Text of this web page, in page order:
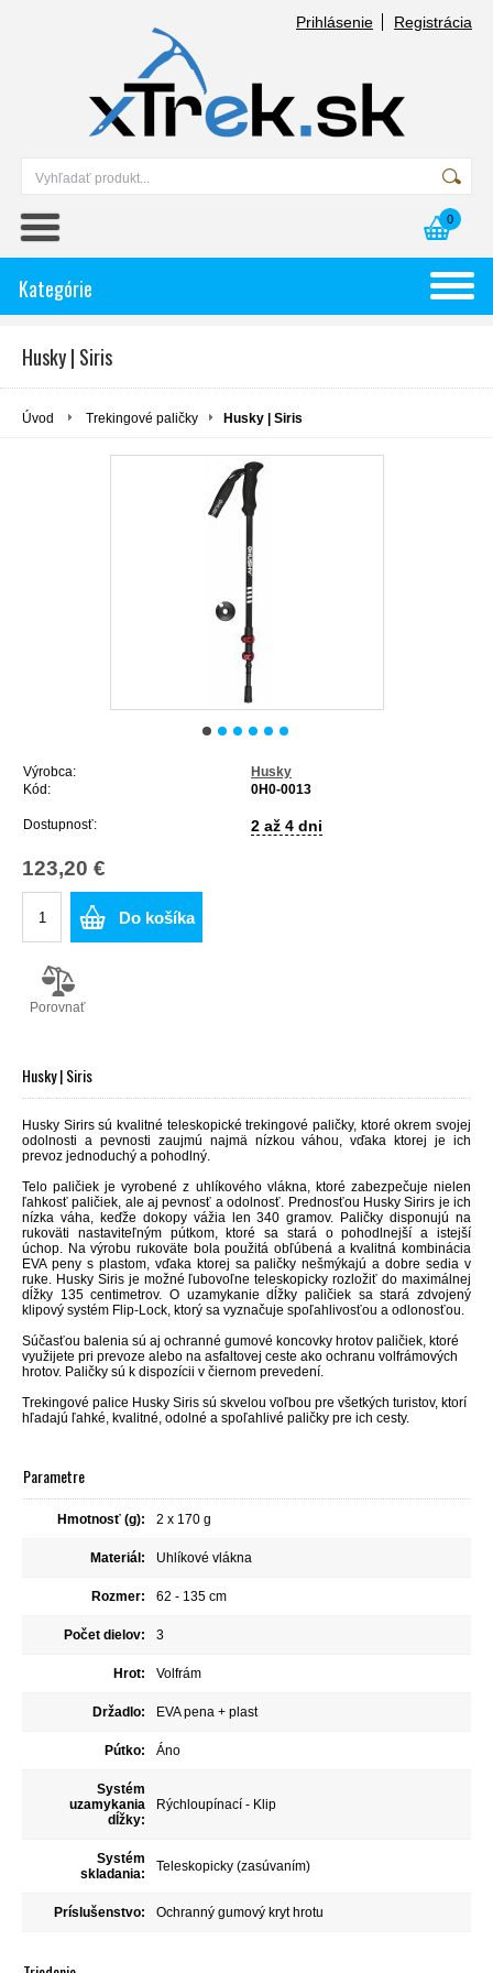
Prihlásenie Registrácia
0
Kategórie
Husky | Siris
Úvod Trekingové paličky Husky | Siris
Výrobca:
Husky
Kód:
0H0-0013
Dostupnosť: 2 až 4 dni
123,20 €
Do košíka
Porovnať
Husky | Siris
Husky Sirirs sú kvalitné teleskopické trekingové paličky, ktoré okrem svojej
odolnosti a pevnosti zaujmú najmä nízkou váhou, vďaka ktorej je ich
prevoz jednoduchý a pohodlný.
Telo paličiek je vyrobené z uhlíkového vlákna, ktoré zabezpečuje nielen
ľahkosť paličiek, ale aj pevnosť a odolnosť. Prednosťou Husky Sirirs je ich
nízka váha, keďže dokopy vážia len 340 gramov. Paličky disponujú na
rukoväti nastaviteľným pútkom, ktoré sa stará o pohodlnejší a istejší
úchop. Na výrobu rukoväte bola použitá obľúbená a kvalitná kombinácia
EVA peny s plastom, vďaka ktorej sa paličky nešmýkajú a dobre sedia v
ruke. Husky Sirisje možné ľubovoľne teleskopicky rozložiť do maximálnej
dĺžky 135 centimetrov. O uzamykanie dĺžky paličiek sa stará zdvojený
klipový systém Flip-Lock, ktorý sa vyznačuje spoľahlivosťou a odlonosťou.
Súčasťou balenia sú aj ochranné gumové koncovky hrotov paličiek, ktoré
využijete pri prevoze alebo na asfaltovej ceste ako ochranu volfrámových
hrotov. Paličky sú k dispozícii v čiernom prevedení.
Trekingové palice Husky Siris sú skvelou voľbou pre všetkých turistov, ktorí
hľadajú ľahké, kvalitné, odolné a spoľahlivé paličky pre ich cesty.
Parametre
Hmotnosť (g): 2 x 170 g
Materiál: Uhlíkové vlákna
Rozmer: 62 - 135 cm
Počet dielov: 3
Hrot: Volfrám
Držadlo: EVA pena + plast
Pútko: Áno
Systém
uzamykania
dĺžky:
Rýchloupínací - Klip
Systém
skladania:
Teleskopicky (zasúvaním)
Príslušenstvo: Ochranný gumový kryt hrotu